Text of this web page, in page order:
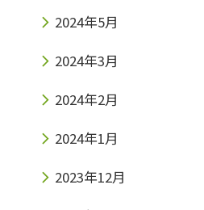
2024年5月
2024年3月
2024年2月
2024年1月
2023年12月